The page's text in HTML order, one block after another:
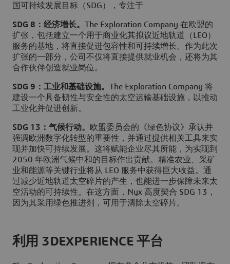
国可持续发展目标（SDG），专注于
SDG 8：经济增长。 The Exploration Company 在欧盟的
扩张，包括建立一个用于商业化其拟议近地轨道（LEO）
服务的基地，将直接促进包容性和可持续增长。作为此次
扩张的一部分，公司不仅将直接提供就业机会，还将为其
合作伙伴创造就业岗位。
SDG 9：工业和基础设施。 The Exploration Company 将
建设一个具备韧性与安全性的太空运输基础设施，以推动
工业化并促进创新。
SDG 13：气候行动。
欧盟委员会的《绿色协议》承认并
强调欧洲数字化转型的重要性，并通过提供相关工具来实
现并加快可持续发展。这将赋能企业尽其所能，为实现到
2050 年欧洲气候中和的目标作出贡献。精准农业、采矿
业和能源等关键行业将从 LEO 服务中获得巨大收益。通
过减少近地轨道太空碎片的产生，也能进一步保障未来太
空活动的可持续性。在这方面，Nyx 高度契合 SDG 13，
因为其采用绿色推进剂，可用于清除太空碎片。
利用 3DEXPERIENCE 平台